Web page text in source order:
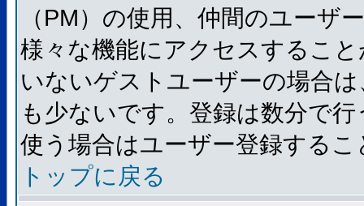
（PM）の使用、仲間のユーザ
様々な機能にアクセスするこ
いないゲストユーザーの場合
も少ないです。登録は数分で
使う場合はユーザー登録する
トップに戻る